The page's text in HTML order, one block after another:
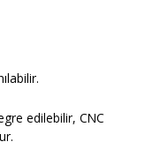
edilebilir, CNC